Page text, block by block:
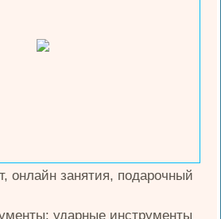
онлайн занятия, подарочный
ударные инструменты